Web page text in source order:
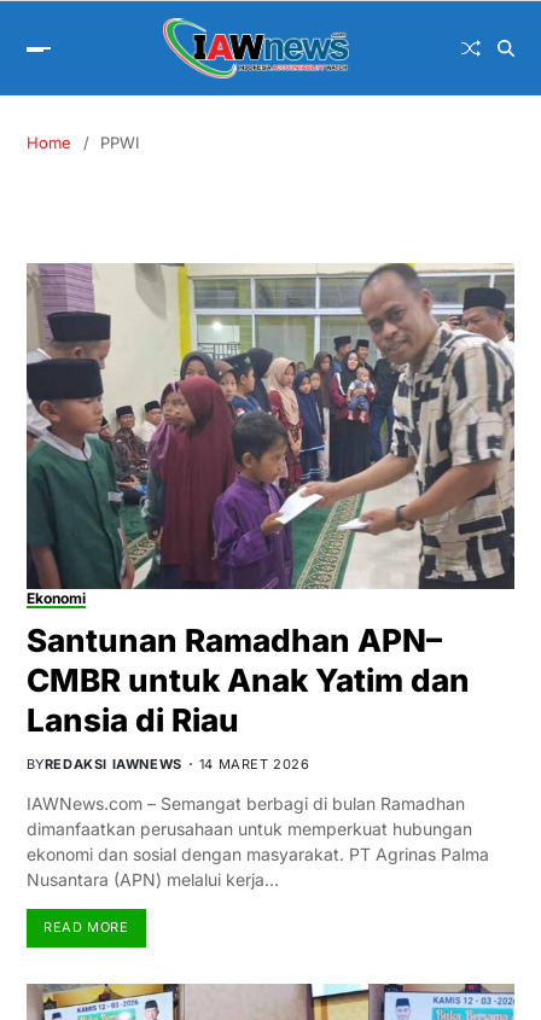
Home PPWI
Ekonomi
Santunan Ramadhan APN–
CMBR untuk Anak Yatim dan
Lansia di Riau
BYREDAKSI IAWNEWS 14 MARET 2026
IAWNews.com – Semangat berbagi di bulan Ramadhan
dimanfaatkan perusahaan untuk memperkuat hubungan
ekonomi dan sosial dengan masyarakat. PT Agrinas Palma
Nusantara (APN) melalui kerja…
READ MORE